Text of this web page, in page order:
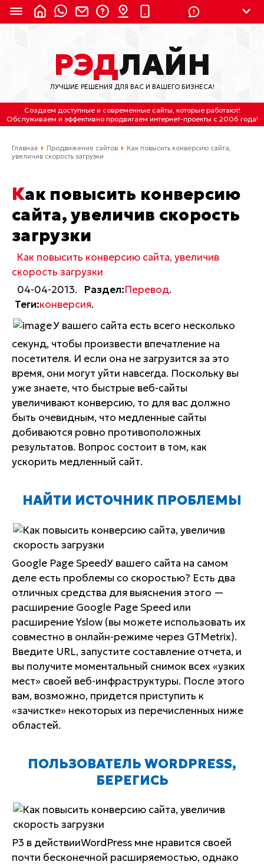
8 (800) 550-9899 (с 2:30 до 11:30 по
Мск)
Бесплатно по России
(4212) 658-653
(4212) 637-673
Отдельный вход \ Левый торец здания
Пн-пт. с 9:30 до 18:30 (по Хбк)
info@lred.ru
Все контакты
РЭДЛАЙН
ЛУЧШИЕ РЕШЕНИЯ ДЛЯ ВАС И ВАШЕГО БИЗНЕСА!
Создаем доступные и современные сайты, которые работают!
Обслуживаем и эффективно продвигаем интернет-проекты с 2006 года!
Главная Продвижение сайтов
Как повысить конверсию сайта,
увеличив скорость загрузки
Как повысить конверсию
сайта, увеличив скорость
загрузки
Как повысить конверсию сайта, увеличив
скорость загрузки
04-04-2013.
Раздел:Перевод.
Теги:конверсия.
У вашего сайта есть всего несколько
секунд, чтобы произвести впечатление на
посетителя. И если она не загрузится за это
время, они могут уйти навсегда. Поскольку вы
уже знаете, что быстрые веб-сайты
увеличивают конверсию, то для вас должно
быть очевидным, что медленные сайты
добиваются ровно противоположных
результатов. Вопрос состоит в том, как
ускорить медленный сайт.
НАЙТИ ИСТОЧНИК ПРОБЛЕМЫ
Google Page SpeedУ вашего сайта на самом
деле есть проблемы со скоростью? Есть два
отличных средства для выяснения этого —
расширение Google Page Speed или
расширение Yslow (вы можете использовать их
совместно в онлайн-режиме через GTMetrix).
Введите URL, запустите составление отчета, и
вы получите моментальный снимок всех «узких
мест» своей веб-инфраструктуры. После этого
вам, возможно, придется приступить к
«зачистке» некоторых из перечисленных ниже
областей.
ПОЛЬЗОВАТЕЛЬ WORDPRESS,
БЕРЕГИСЬ
P3 в действииWordPress мне нравится своей
почти бесконечной расширяемостью, однако